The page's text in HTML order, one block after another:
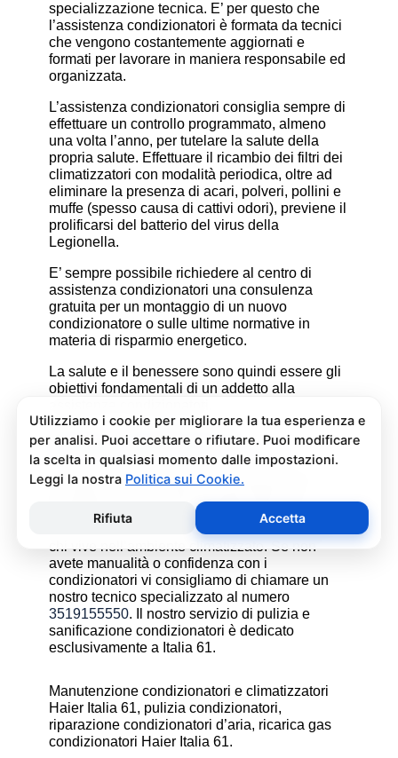
specializzazione tecnica. E’ per questo che
l’assistenza condizionatori è formata da tecnici
che vengono costantemente aggiornati e
formati per lavorare in maniera responsabile ed
organizzata.
L’assistenza condizionatori consiglia sempre di
effettuare un controllo programmato, almeno
una volta l’anno, per tutelare la salute della
propria salute. Effettuare il ricambio dei filtri dei
climatizzatori con modalità periodica, oltre ad
eliminare la presenza di acari, polveri, pollini e
muffe (spesso causa di cattivi odori), previene il
prolificarsi del batterio del virus della
Legionella.
E’ sempre possibile richiedere al centro di
assistenza condizionatori una consulenza
gratuita per un montaggio di un nuovo
condizionatore o sulle ultime normative in
materia di risparmio energetico.
La salute e il benessere sono quindi essere gli
obiettivi fondamentali di un addetto alla
Pulizia e Sanificazione
Condizionatori Haier Italia 61
La pulizia e sanificazione condizionatori è
attenzione e con i giusti prodotti per non
rischiare danni al condizionatore e alla salute di
chi vive nell’ambiente climatizzato. Se non
avete manualità o confidenza con i
condizionatori vi consigliamo di chiamare un
nostro tecnico specializzato al numero
3519155550. Il nostro servizio di pulizia e
sanificazione condizionatori è dedicato
esclusivamente a Italia 61.
Manutenzione condizionatori e climatizzatori
Haier Italia 61, pulizia condizionatori,
riparazione condizionatori d’aria, ricarica gas
condizionatori Haier Italia 61.